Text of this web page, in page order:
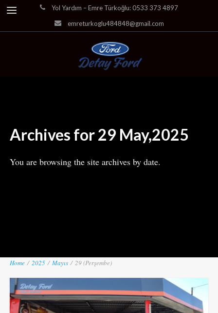
Yol Yardım – Emre Türkoğlu: 0533 373 4897
emreturkoglu484848@gmail.com
Archives for 29 May,2025
You are browsing the site archives by date.
Home / 2025 / Mayıs / 29 (Perşembe)